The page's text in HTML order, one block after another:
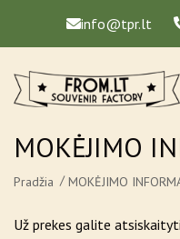
info@tpr.lt
MOKĖJIMO
Pradžia MOKĖJIMO
Už prekes galite